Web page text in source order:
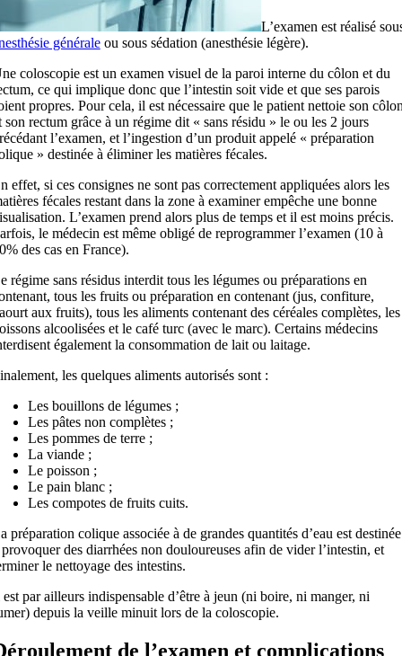
L’examen est réalisé
généraleou sous sédation (anesthésie légère).
coloscopie est un examen visuel de la paroi interne du côlon et du
ce qui implique donc que l’intestin soit vide et que ses parois
propres. Pour cela, il est nécessaire que le patient nettoie son
son rectum grâce à un régime dit « sans résidu » le ou les 2 jours
l’examen, et l’ingestion d’un produit appelé « préparation
» destinée à éliminer les matières fécales.
effet, si ces consignes ne sont pas correctement appliquées alors les
fécales restant dans la zone à examiner empêche une bonne
L’examen prend alors plus de temps et il est moins précis.
le médecin est même obligé de reprogrammer l’examen (10 à
des cas en France).
régime sans résidus interdit tous les légumes ou préparations en
tous les fruits ou préparation en contenant (jus, confiture,
aux fruits), tous les aliments contenant des céréales complètes, les
alcoolisées et le café turc (avec le marc). Certains médecins
également la consommation de lait ou laitage.
les quelques aliments autorisés sont :
Les bouillons de légumes ;
Les pâtes non complètes ;
Les pommes de terre ;
La viande ;
Le poisson ;
Le pain blanc ;
Les compotes de fruits cuits.
préparation colique associée à de grandes quantités d’eau est destinée
des diarrhées non douloureuses afin de vider l’intestin, et
le nettoyage des intestins.
par ailleurs indispensable d’être à jeun (ni boire, ni manger, ni
depuis la veille minuit lors de la coloscopie.
de l’examen et complications